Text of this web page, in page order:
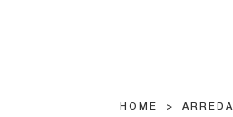
HOME >